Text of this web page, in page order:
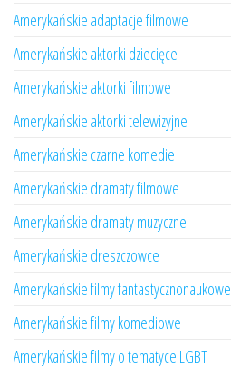
Amerykańskie adaptacje filmowe
Amerykańskie aktorki dziecięce
Amerykańskie aktorki filmowe
Amerykańskie aktorki telewizyjne
Amerykańskie czarne komedie
Amerykańskie dramaty filmowe
Amerykańskie dramaty muzyczne
Amerykańskie dreszczowce
Amerykańskie filmy fantastycznonaukowe
Amerykańskie filmy komediowe
Amerykańskie filmy o tematyce LGBT